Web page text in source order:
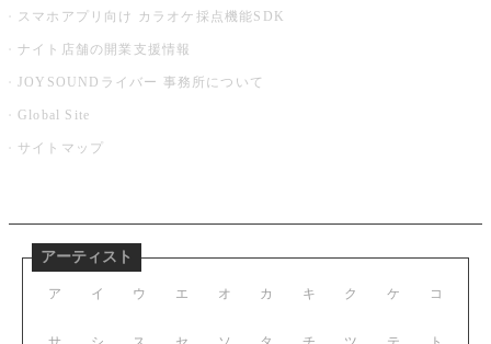
スマホアプリ向け カラオケ採点機能SDK
ナイト店舗の開業支援情報
JOYSOUNDライバー 事務所について
Global Site
サイトマップ
アーティスト
ア イ ウ エ オ カ キ ク ケ コ